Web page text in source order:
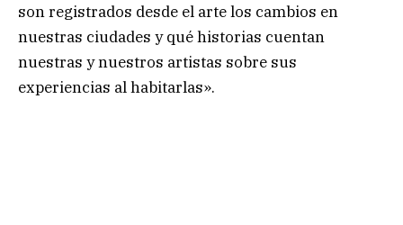
son registrados desde el arte los cambios en
nuestras ciudades y qué historias cuentan
nuestras y nuestros artistas sobre sus
experiencias al habitarlas».